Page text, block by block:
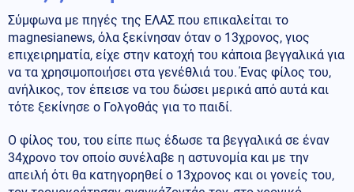
Σύμφωνα με πηγές της ΕΛΑΣ που επικαλείται το
magnesianews, όλα ξεκίνησαν όταν ο 13χρονος, γιος
επιχειρηματία, είχε στην κατοχή του κάποια βεγγαλικά για
να τα χρησιμοποιήσει στα γενέθλιά του. Ένας φίλος του,
ανήλικος, τον έπεισε να του δώσει μερικά από αυτά και
τότε ξεκίνησε ο Γολγοθάς για το παιδί.
Ο φίλος του, του είπε πως έδωσε τα βεγγαλικά σε έναν
34χρονο τον οποίο συνέλαβε η αστυνομία και με την
απειλή ότι θα κατηγορηθεί ο 13χρονος και οι γονείς του,